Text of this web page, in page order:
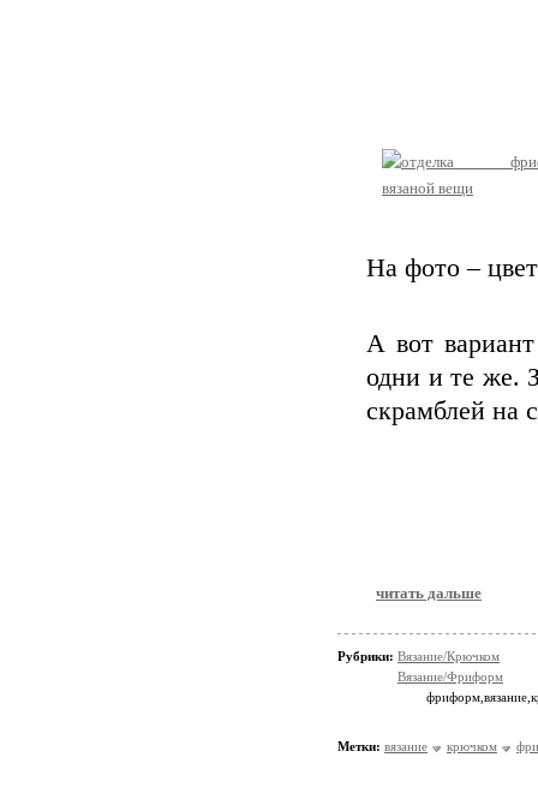
На фото –
А вот
одни и те же.
скрамблей на
читать дальше
Рубрики: Вязание/Крючком
Вязание/Фриформ
Метки: вязание крючком